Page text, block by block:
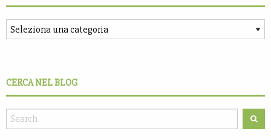
CERCA NEL BLOG